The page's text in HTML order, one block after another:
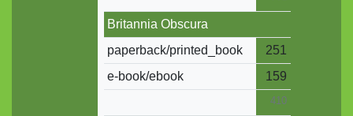
Britannia Obscura
paperback/printed_book
251
e-book/ebook
159
410